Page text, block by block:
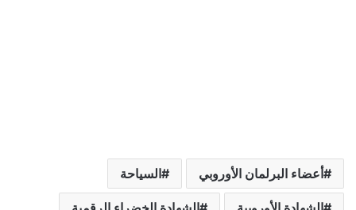
أعضاء البرلمان الأوروبي السياحة